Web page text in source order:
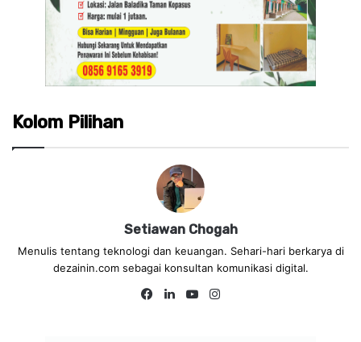
Kolom Pilihan
Setiawan Chogah
Menulis tentang teknologi dan keuangan. Sehari-hari berkarya di
dezainin.com sebagai konsultan komunikasi digital.
Fa
Lin
Yo